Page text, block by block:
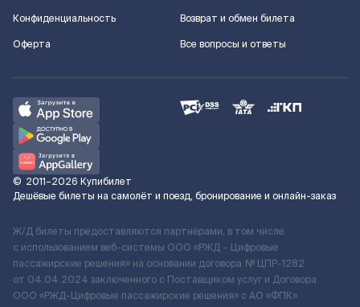
Конфиденциальность
Оферта
Возврат и обмен билета
Все вопросы и ответы
© 2011–2026 Купибилет
Дешёвые билеты на самолёт и поезд, бронирование и онлайн-заказ
Ж/Д билеты предоставляются партнёрами, в том числе
с использованием веб-системы ООО «РЖД – Цифровые
пассажирские решения» на основании договора № ЦПР-1282
от 04.04.2024 заключенного с Поставщиком услуг и Договора
ООО «РЖД-Цифровые пассажирские решения» c АО «ФПК»